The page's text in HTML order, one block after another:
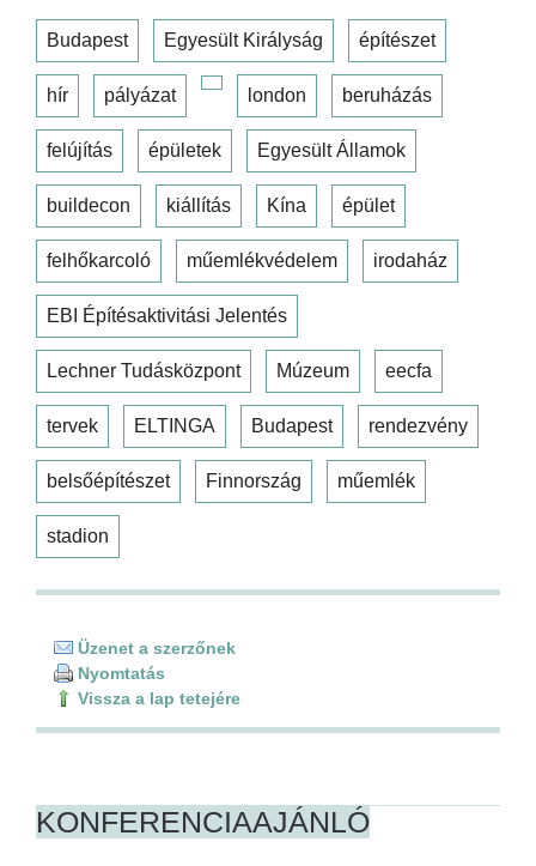
Budapest Egyesült Királyság építészet
hír pályázat london beruházás
felújítás épületek Egyesült Államok
buildecon kiállítás Kína épület
felhőkarcoló műemlékvédelem irodaház
EBI Építésaktivitási Jelentés
Lechner Tudásközpont Múzeum eecfa
tervek ELTINGA Budapest rendezvény
belsőépítészet Finnország műemlék
stadion
Üzenet a szerzőnek
Nyomtatás
Vissza a lap tetejére
KONFERENCIAAJÁNLÓ